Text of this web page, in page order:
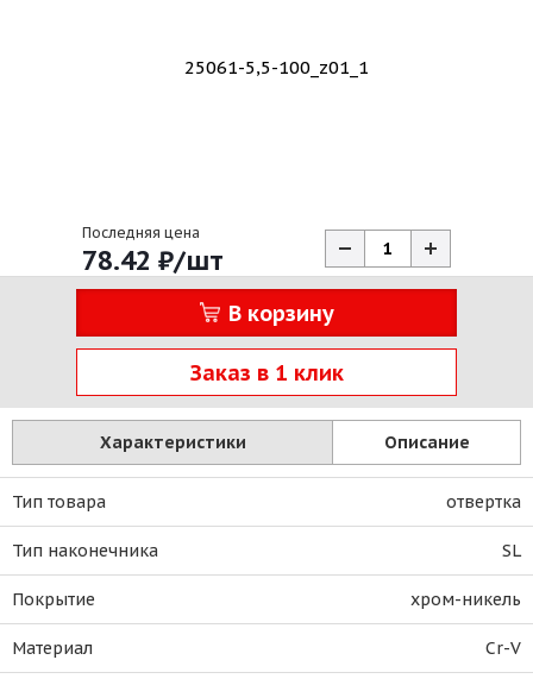
Последняя цена
78.42 ₽/шт
В корзину
Заказ в 1 клик
Характеристики Описание
Тип товара отвертка
Тип наконечника SL
Покрытие хром-никель
Материал Cr-V